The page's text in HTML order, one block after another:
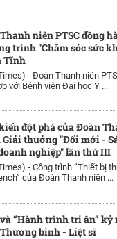
niên PTSC đồng
trình "Chăm sóc sức
Tĩnh
- Đoàn Thanh niên
với Bệnh viện Đại học Y ...
đột phá của Đoàn
thưởng "Đổi mới -
nghiệp" lần thứ III
- Công trình “Thiết bị
của Đoàn Thanh niên ...
và “Hành trình tri ân” kỷ
binh - Liệt sĩ